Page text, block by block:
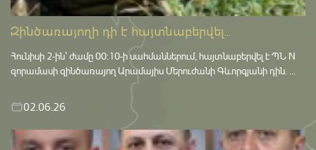
Զինծառայողի դի է հայտնաբերվել...
Հունիսի 2-ին՝ ժամը 00:10-ի սահմաններում, հայտնաբերվել է ՊՆ N
զորամասի զինծառայող Արամայիս Մերուժանի Գևորգյանի դին. ...
02.06.26